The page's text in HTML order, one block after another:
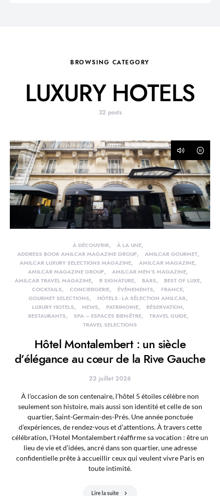
BROWSING CATEGORY
LUXURY HOTELS
32 posts
À DÉCOUVRIR
À LA UNE
ADDRESS BOOK AMILCAR MAGAZINE GROUP
AMILCAR GOURMET
AMILCAR LUXURY SELECTIONS MAGAZINE
AMILCAR MAGAZINE
AMILCAR MAGAZINE GROUP
AMILCAR MEN'S MAGAZINE
AMILCAR TRAVEL MAGAZINE
B SIGNATURE BARS
BEST OF LUXE
COCKTAILS
CONCIERGERIE ÉVÉNEMENTS
FRANCE
GOURMET SELECTIONS
HÔTELS - LA SÉLECTION AMILCAR
LUXURY HOTELS
NEWS PATRIMOINE
RÉSERVATION
RESTAURANTS
SPA – ESPACES BIEN-ÊTRE
TRAVEL GUIDE
TRAVEL SELECTIONS
Hôtel Montalembert : un siècle
d’élégance au cœur de la Rive Gauche
22 juillet 2026
À l’occasion de son centenaire, l’hôtel 5 étoiles célèbre non
seulement son histoire, mais aussi son identité et celle de son
quartier, Saint-Germain-des-Prés. Une année ponctuée
d’expériences, de rendez-vous et d’attentions. À travers cette
célébration, l’Hotel Montalembert réaffirme sa vocation : être un
lieu de vie et d’idées, ancré dans son quartier, une adresse
confidentielle prête à accueillir ceux qui veulent vivre Paris en
toute intimité.
Lire la suite